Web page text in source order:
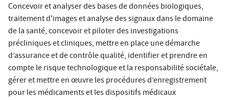
Concevoir et analyser des bases de données biologiques,
traitement d'images et analyse des signaux dans le domaine
de la santé, concevoir et piloter des investigations
précliniques et cliniques, mettre en place une démarche
d’assurance et de contrôle qualité, identifier et prendre en
compte le risque technologique et la responsabilité sociétale,
gérer et mettre en œuvre les procédures d’enregistrement
pour les médicaments et les dispositifs médicaux